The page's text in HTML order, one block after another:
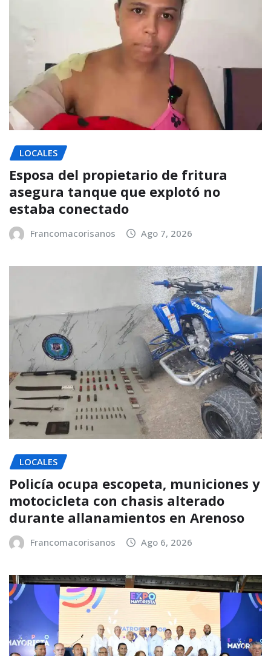
LOCALES
Esposa del propietario de fritura
asegura tanque que explotó no
estaba conectado
Francomacorisanos Ago 7, 2026
LOCALES
Policía ocupa escopeta, municiones y
motocicleta con chasis alterado
durante allanamientos en Arenoso
Francomacorisanos Ago 6, 2026